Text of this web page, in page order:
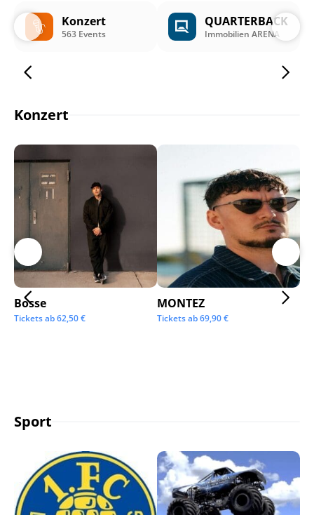
Konzert
563 Events
QUARTERBACK
Immobilien ARENA
Konzert
Bosse
Tickets ab62,50€
MONTEZ
Tickets ab69,90€
Sport